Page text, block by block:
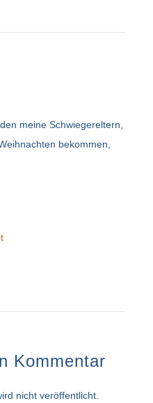
meine Schwiegereltern,
bekommen,
Kommentar
nicht veröffentlicht.